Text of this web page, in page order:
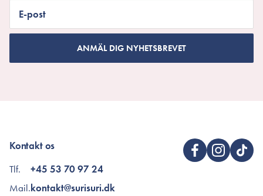
E-post
ANMÄL DIG NYHETSBREVET
Kontakt os
Tlf.
Mail.
+45 53 70 97 24
kontakt@surisuri.dk